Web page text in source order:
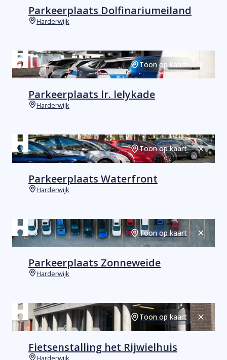
Parkeerplaats Dolfinariumeiland
Harderwijk
Toon op kaart Sluiten
Parkeerplaats lr. lelykade
Harderwijk
Toon op kaart Sluiten
Parkeerplaats Waterfront
Harderwijk
Toon op kaart Sluiten
Parkeerplaats Zonneweide
Harderwijk
Toon op kaart Sluiten
Fietsenstalling het Rijwielhuis
Harderwijk